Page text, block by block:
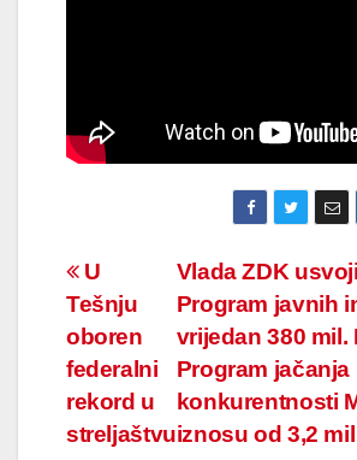
Navigacija
članaka
Vlada ZDK
Program javnih
vrijedan 380 mil.
Program jačanja
konkurentnosti
iznosu od 3,2
U
Tešnju
oboren
federalni
rekord u
streljaštvu